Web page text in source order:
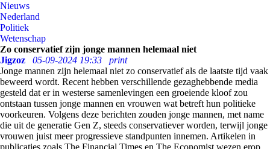
Nieuws
Nederland
Politiek
Wetenschap
Zo conservatief zijn jonge mannen helemaal niet
Jigzoz
05-09-2024 19:33
print
Jonge mannen zijn helemaal niet zo conservatief als de laatste tijd vaak
beweerd wordt. Recent hebben verschillende gezaghebbende media
gesteld dat er in westerse samenlevingen een groeiende kloof zou
ontstaan tussen jonge mannen en vrouwen wat betreft hun politieke
voorkeuren. Volgens deze berichten zouden jonge mannen, met name
die uit de generatie Gen Z, steeds conservatiever worden, terwijl jonge
vrouwen juist meer progressieve standpunten innemen. Artikelen in
publicaties zoals The Financial Times en The Economist wezen erop